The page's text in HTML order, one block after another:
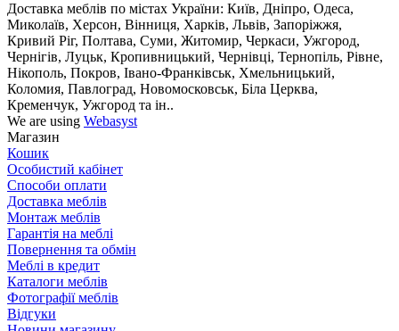
Доставка меблів по містах України: Київ, Дніпро, Одеса,
Миколаїв, Херсон, Вінниця, Харків, Львів, Запоріжжя,
Кривий Ріг, Полтава, Суми, Житомир, Черкаси, Ужгород,
Чернігів, Луцьк, Кропивницький, Чернівці, Тернопіль, Рівне,
Нікополь, Покров, Івано-Франківськ, Хмельницький,
Коломия, Павлоград, Новомосковськ, Біла Церква,
Кременчук, Ужгород та ін..
We are using Webasyst
Магазин
Кошик
Особистий кабінет
Способи оплати
Доставка меблів
Монтаж меблів
Гарантія на меблі
Повернення та обмін
Меблі в кредит
Каталоги меблів
Фотографії меблів
Відгуки